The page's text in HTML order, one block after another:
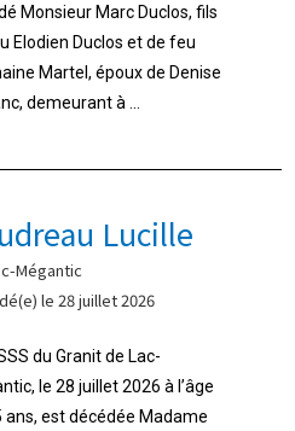
Monsieur Marc Duclos, fils
Elodien Duclos et de feu
Martel, époux de Denise
demeurant à ...
Lucille
Mégantic
le 28 juillet 2026
du Granit de Lac-
le 28 juillet 2026 à l’âge
ans, est décédée Madame